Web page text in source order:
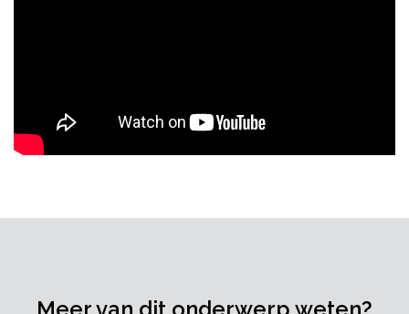
Meer van dit onderwerp weten?